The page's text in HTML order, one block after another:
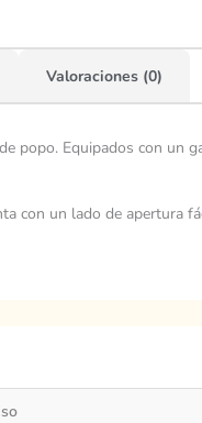
Valoraciones (0)
popo. Equipados con un
con un lado de apertura